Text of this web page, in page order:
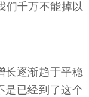
们千万不能掉以
长逐渐趋于平稳
是已经到了这个